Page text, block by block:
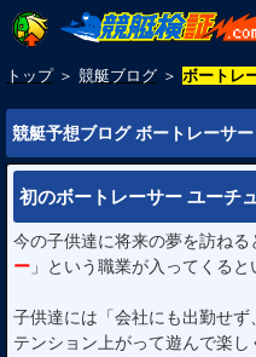
トップ ＞ 競艇ブログ ＞ ボートレ
競艇予想ブログ ボートレーサ
初のボートレーサー ユーチ
今の子供達に将来の夢を訪ねる
ー 」という職業が入ってくると
子供達には「会社にも出勤せず
テンション上がって遊んで楽